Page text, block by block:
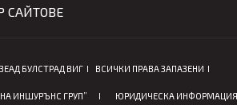
САЙТОВЕ
ЗЕАД БУЛСТРАД ВИГ ВСИЧКИ ПРАВА ЗАПАЗЕНИ
ИНШУРЪНС ГРУП” ЮРИДИЧЕСКА ИНФОРМАЦИЯ